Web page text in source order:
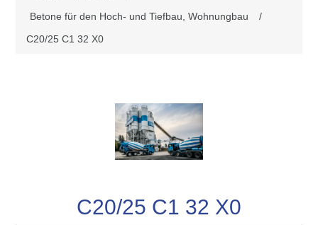
Betone für den Hoch- und Tiefbau, Wohnungbau
/
C20/25 C1 32 X0
C20/25 C1 32 X0